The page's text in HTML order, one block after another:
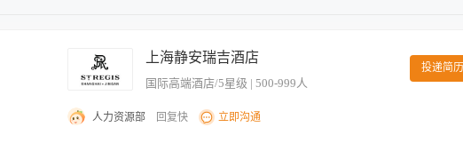
近一周
近两周
近一月
上海静安瑞吉酒店
国际高端酒店/5星级 | 500-999人
投递简历
人力资源部 回复快 立即沟通